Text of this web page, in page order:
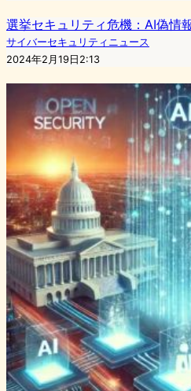
選挙セキュリティ危機：AI偽情
サイバーセキュリティニュース
2024年2月19日2:13